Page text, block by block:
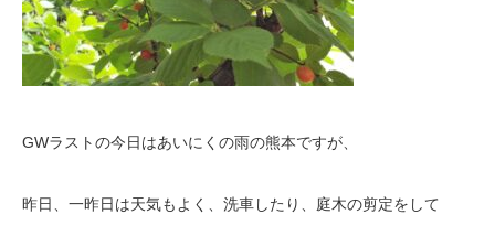
GWラストの今日はあいにくの雨の熊本ですが、
昨日、一昨日は天気もよく、洗車したり、庭木の剪定をして